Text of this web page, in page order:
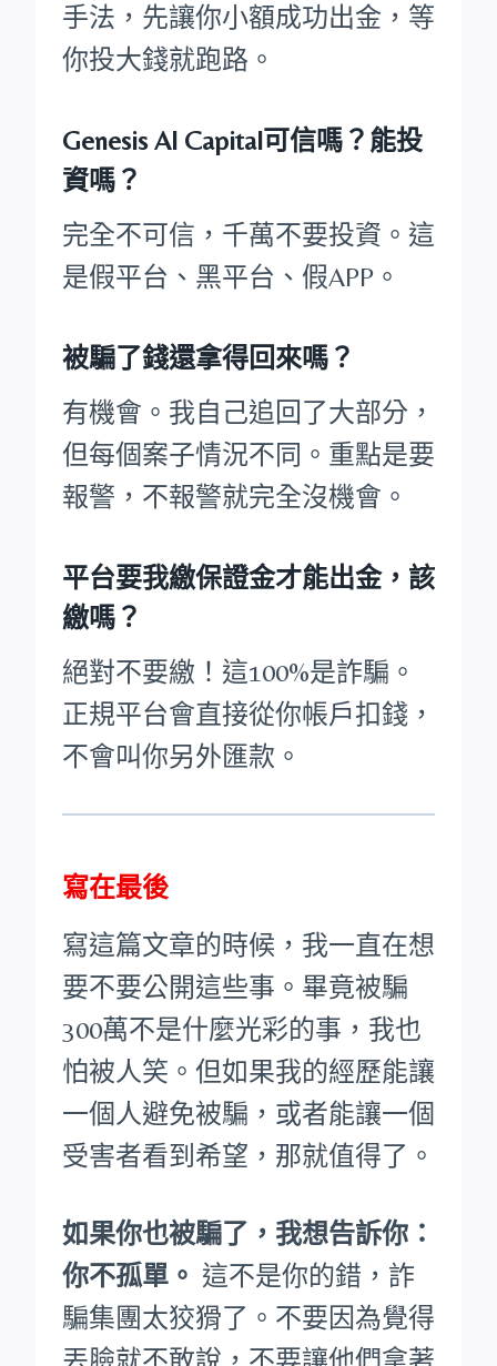
手法，先讓你小額成功出金，等
你投大錢就跑路。
Genesis AI Capital可信嗎？能投
資嗎？
完全不可信，千萬不要投資。這
是假平台、黑平台、假APP。
被騙了錢還拿得回來嗎？
有機會。我自己追回了大部分，
但每個案子情況不同。重點是要
報警，不報警就完全沒機會。
平台要我繳保證金才能出金，該
繳嗎？
絕對不要繳！這100%是詐騙。
正規平台會直接從你帳戶扣錢，
不會叫你另外匯款。
寫在最後
寫這篇文章的時候，我一直在想
要不要公開這些事。畢竟被騙
300萬不是什麼光彩的事，我也
怕被人笑。 但如果我的經歷能讓
一個人避免被騙，或者能讓一個
受害者看到希望，那就值得了。
如果你也被騙了，我想告訴你：
你不孤單。 這不是你的錯，詐
騙集團太狡猾了。不要因為覺得
丟臉就不敢說，不要讓他們拿著